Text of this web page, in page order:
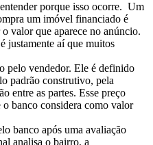
porque isso ocorre. Um
um imóvel financiado é
valor que aparece no anúncio.
justamente aí que muitos
pelo vendedor. Ele é definido
padrão construtivo, pela
entre as partes. Esse preço
banco considera como valor
banco após uma avaliação
analisa o bairro, a